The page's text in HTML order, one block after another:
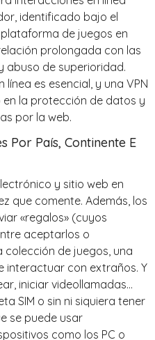
identificado bajo el
plataforma de juegos en
prolongada con las
abuso de superioridad.
es esencial, y una VPN
la protección de datos y
por la web.
Por País, Continente E
y sitio web en
que comente. Además, los
«regalos» (cuyos
aceptarlos o
de juegos, una
interactuar con extraños. Y
iniciar videollamadas…
SIM o sin ni siquiera tener
se puede usar
como los PC o